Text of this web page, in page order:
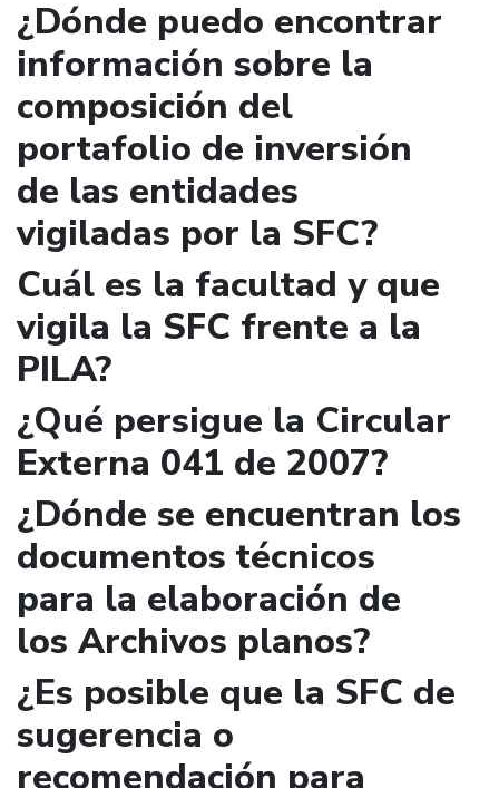
¿Dónde puedo encontrar
información sobre la
composición del
portafolio de inversión
de las entidades
vigiladas por la SFC?
Cuál es la facultad y que
vigila la SFC frente a la
PILA?
¿Qué persigue la Circular
Externa 041 de 2007?
¿Dónde se encuentran los
documentos técnicos
para la elaboración de
los Archivos planos?
¿Es posible que la SFC de
sugerencia o
recomendación para